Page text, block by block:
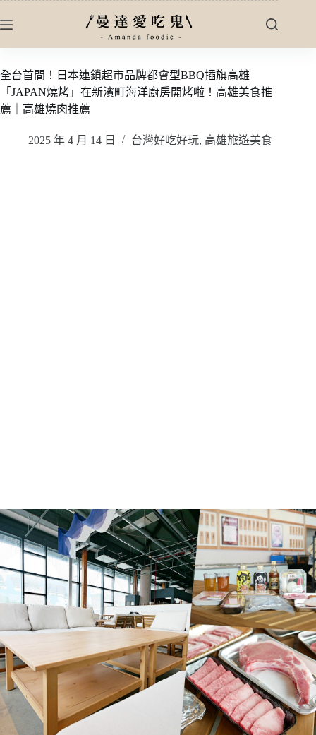
至
內
容
全台首間！日本連鎖超市品牌都會型BBQ插旗高雄
「JAPAN燒烤」在新濱町海洋廚房開烤啦！高雄美食推
薦｜高雄燒肉推薦
2025 年 4 月 14 日 台灣好吃好玩, 高雄旅遊美食